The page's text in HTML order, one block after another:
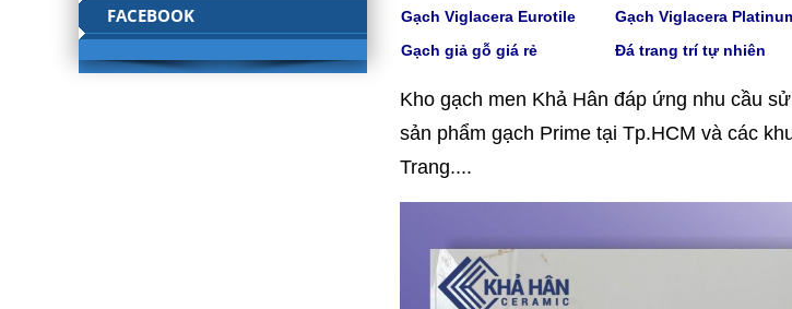
Gạch Viglacera Eurotile Gạch Viglacera
Gạch giả gỗ giá rẻ
Đá trang trí tự nhiên
Kho gạch men Khả Hân đáp ứng nhu cầu
sản phẩm gạch Prime tại Tp.HCM và các
Trang....
FACEBOOK